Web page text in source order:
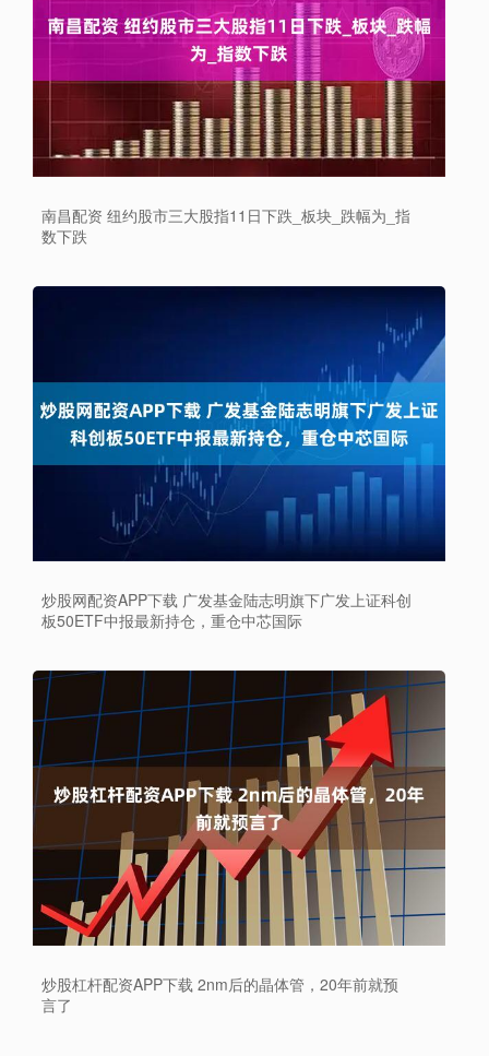
南昌配资 纽约股市三大股指11日下跌_板块_跌幅为_指
数下跌
炒股网配资APP下载 广发基金陆志明旗下广发上证科创
板50ETF中报最新持仓，重仓中芯国际
炒股杠杆配资APP下载 2nm后的晶体管，20年前就预
言了